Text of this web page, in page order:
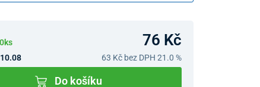
76 Kč
63 Kčbez DPH 21.0 %
Do košíku